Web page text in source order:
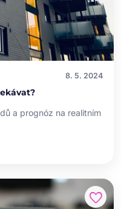
8. 5. 2024
a prognóz na realitním
favorite